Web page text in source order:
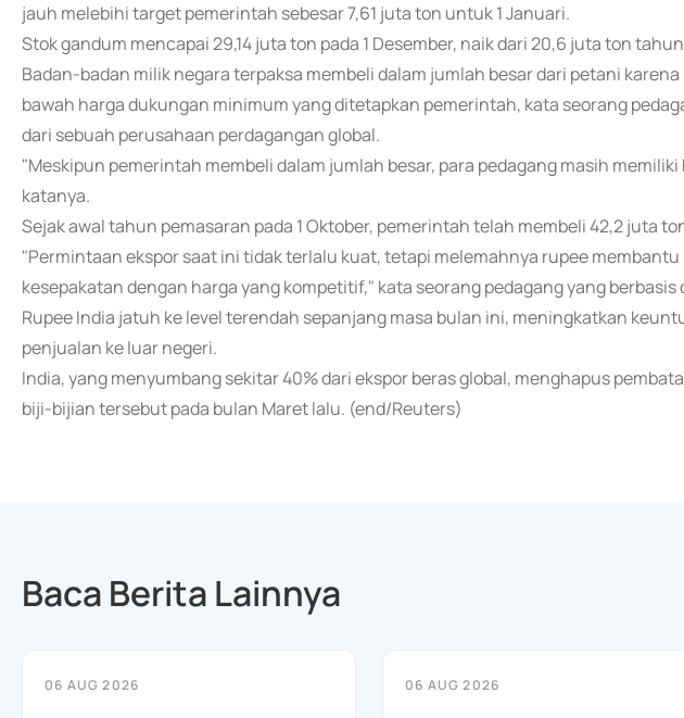
jauh melebihi target pemerintah sebesar 7,61 juta ton untuk 1 Januari.
Stok gandum mencapai 29,14 juta ton pada 1 Desember, naik dari 20,6 juta ton
Badan-badan milik negara terpaksa membeli dalam jumlah besar dari petani
bawah harga dukungan minimum yang ditetapkan pemerintah, kata seorang
dari sebuah perusahaan perdagangan global.
"Meskipun pemerintah membeli dalam jumlah besar, para pedagang masih
katanya.
Sejak awal tahun pemasaran pada 1 Oktober, pemerintah telah membeli 42,2 juta
"Permintaan ekspor saat ini tidak terlalu kuat, tetapi melemahnya rupee
kesepakatan dengan harga yang kompetitif," kata seorang pedagang yang berbasis
Rupee India jatuh ke level terendah sepanjang masa bulan ini, meningkatkan
penjualan ke luar negeri.
India, yang menyumbang sekitar 40% dari ekspor beras global, menghapus
biji-bijian tersebut pada bulan Maret lalu. (end/Reuters)
Baca Berita Lainnya
06 AUG 2026 06 AUG 2026